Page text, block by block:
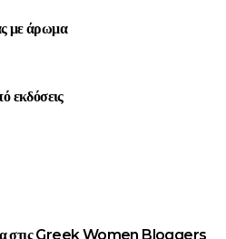
με άρωμα
εκδόσεις
στις Greek Women Bloggers